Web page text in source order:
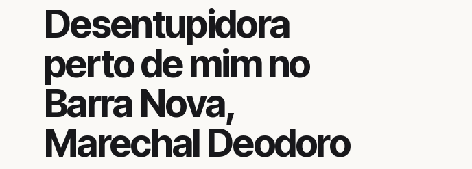
Desentupidora
perto de mim no
Barra Nova,
Marechal Deodoro